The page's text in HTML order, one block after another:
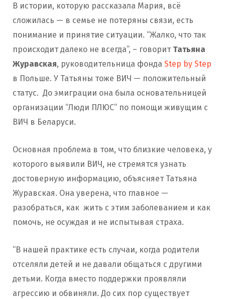
В истории, которую рассказала Мария, всё
сложилась — в семье не потеряны связи, есть
понимание и принятие ситуации. “Жалко, что так
происходит далеко не всегда”, – говорит Татьяна
Журавская, руководительница фонда Step by Step
в Польше. У Татьяны тоже ВИЧ — положительный
статус. До эмиграции она была основательницей
организации “Люди ПЛЮС” по помощи живущим с
ВИЧ в Беларуси.
Основная проблема в том, что близкие человека, у
которого выявили ВИЧ, не стремятся узнать
достоверную информацию, объясняет Татьяна
Журавская. Она уверена, что главное —
разобраться, как жить с этим заболеванием и как
помочь, не осуждая и не испытывая страха.
“В нашей практике есть случаи, когда родители
отселяли детей и не давали общаться с другими
детьми. Когда вместо поддержки проявляли
агрессию и обвиняли. До сих пор существует